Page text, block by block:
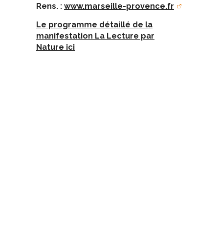
Rens. : www.marseille-provence.fr
Le programme détaillé de la
manifestation La Lecture par
Nature ici